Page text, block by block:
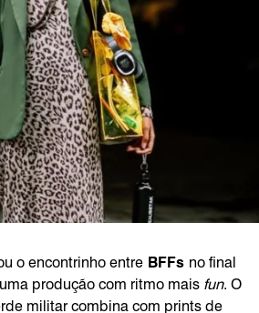
o encontrinho entre BFFs no final
produção com ritmo mais fun. O
militar combina com prints de